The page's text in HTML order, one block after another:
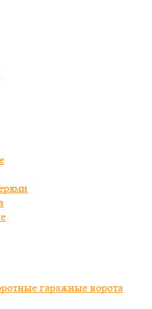
гаражные ворота